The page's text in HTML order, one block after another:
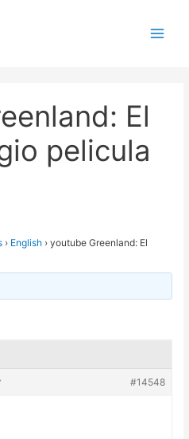
El
pelicula
› English › youtube Greenland: El
#14548